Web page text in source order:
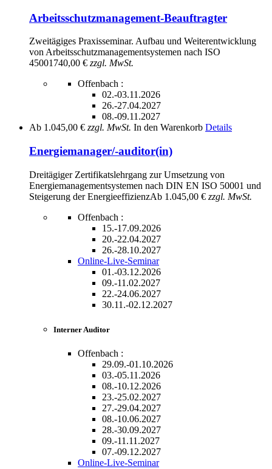
Arbeitsschutzmanagement-Beauftragter
Zweitägiges Praxisseminar. Aufbau und Weiterentwicklung
von Arbeitsschutzmanagementsystemen nach ISO
45001 740,00 € zzgl. MwSt.
Offenbach :
02.-03.11.2026
26.-27.04.2027
08.-09.11.2027
Ab 1.045,00 € zzgl. MwSt. In den Warenkorb Details
Energiemanager/-auditor(in)
Dreitägiger Zertifikatslehrgang zur Umsetzung von
Energiemanagementsystemen nach DIN EN ISO 50001 und
Steigerung der EnergieeffizienzAb 1.045,00 € zzgl. MwSt.
Offenbach :
15.-17.09.2026
20.-22.04.2027
26.-28.10.2027
Online-Live-Seminar
01.-03.12.2026
09.-11.02.2027
22.-24.06.2027
30.11.-02.12.2027
Interner Auditor
Offenbach :
29.09.-01.10.2026
03.-05.11.2026
08.-10.12.2026
23.-25.02.2027
27.-29.04.2027
08.-10.06.2027
28.-30.09.2027
09.-11.11.2027
07.-09.12.2027
Online-Live-Seminar